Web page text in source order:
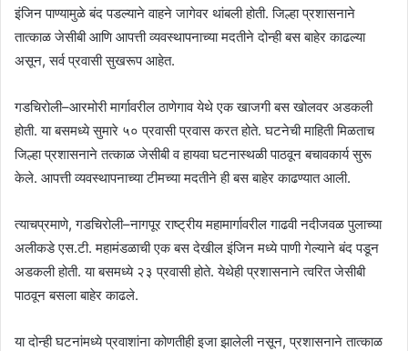
इंजिन पाण्यामुळे बंद पडल्याने वाहने जागेवर थांबली होती. जिल्हा प्रशासनाने
तात्काळ जेसीबी आणि आपत्ती व्यवस्थापनाच्या मदतीने दोन्ही बस बाहेर काढल्या
असून, सर्व प्रवासी सुखरूप आहेत.
गडचिरोली–आरमोरी मार्गावरील ठाणेगाव येथे एक खाजगी बस खोलवर अडकली
होती. या बसमध्ये सुमारे ५० प्रवासी प्रवास करत होते. घटनेची माहिती मिळताच
जिल्हा प्रशासनाने तत्काळ जेसीबी व हायवा घटनास्थळी पाठवून बचावकार्य सुरू
केले. आपत्ती व्यवस्थापनाच्या टीमच्या मदतीने ही बस बाहेर काढण्यात आली.
त्याचप्रमाणे, गडचिरोली–नागपूर राष्ट्रीय महामार्गावरील गाढवी नदीजवळ पुलाच्या
अलीकडे एस.टी. महामंडळाची एक बस देखील इंजिन मध्ये पाणी गेल्याने बंद पडून
अडकली होती. या बसमध्ये २३ प्रवासी होते. येथेही प्रशासनाने त्वरित जेसीबी
पाठवून बसला बाहेर काढले.
या दोन्ही घटनांमध्ये प्रवाशांना कोणतीही इजा झालेली नसून, प्रशासनाने तात्काळ